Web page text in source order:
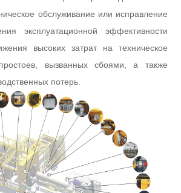
обслуживание или исправление
эксплуатационной эффективности
высоких затрат на техническое
вызванных сбоями, а также
потерь.